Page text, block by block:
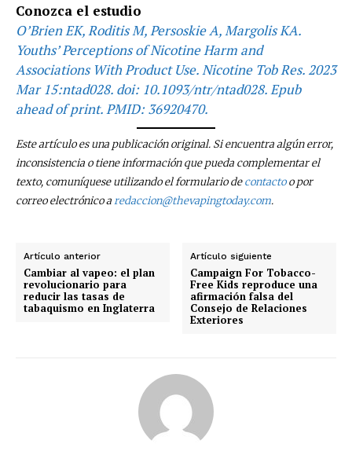
No te pierdas de las
últimas noticias
recibe todas las noticias del vapeo y la
reducción de daños en tu correo
electrónico.
SUBSCRIBIRSE
Conozca el estudio
O’Brien EK, Roditis M, Persoskie A, Margolis KA.
Youths’ Perceptions of Nicotine Harm and
Associations With Product Use. Nicotine Tob Res. 2023
Mar 15:ntad028. doi: 10.1093/ntr/ntad028. Epub
ahead of print. PMID: 36920470.
Este artículo es una publicación original. Si encuentra algún error,
inconsistencia o tiene información que pueda complementar el
texto, comuníquese utilizando el formulario decontactoo por
correo electrónico aredaccion@thevapingtoday.com.
Artículo anterior
Cambiar al vapeo: el plan
revolucionario para
reducir las tasas de
tabaquismo en Inglaterra
Artículo siguiente
Campaign For Tobacco-
Free Kids reproduce una
afirmación falsa del
Consejo de Relaciones
Exteriores